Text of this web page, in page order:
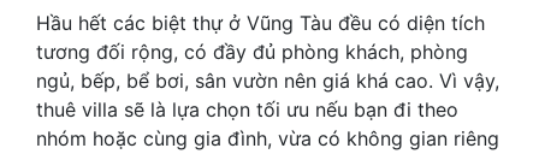
Hầu hết các biệt thự ở Vũng Tàu đều có diện tích
tương đối rộng, có đầy đủ phòng khách, phòng
ngủ, bếp, bể bơi, sân vườn nên giá khá cao. Vì vậy,
thuê villa sẽ là lựa chọn tối ưu nếu bạn đi theo
nhóm hoặc cùng gia đình, vừa có không gian riêng